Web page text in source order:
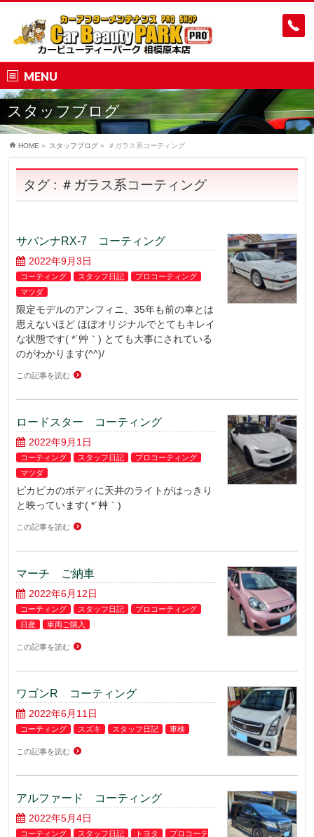
MENU
スタッフブログ
HOME » スタッフブログ » ＃ガラス系コーティング
タグ : ＃ガラス系コーティング
サバンナRX-7 コーティング
2022年9月3日
コーティング スタッフ日記
プロコーティング
マツダ
限定モデルのアンフィニ、35年も前の車とは
思えないほど ほぼオリジナルでとてもキレイ
な状態です( *´艸｀) とても大事にされている
のがわかります(^^)/
この記事を読む
ロードスター コーティング
2022年9月1日
コーティング スタッフ日記
プロコーティング
マツダ
ピカピカのボディに天井のライトがはっきり
と映っています( *´艸｀)
この記事を読む
マーチ ご納車
2022年6月12日
コーティング スタッフ日記
プロコーティング
日産
車両ご購入
この記事を読む
ワゴンR コーティング
2022年6月11日
コーティング スズキ スタッフ日記 車検
この記事を読む
アルファード コーティング
2022年5月4日
コーティング スタッフ日記 トヨタ
プロコーテ